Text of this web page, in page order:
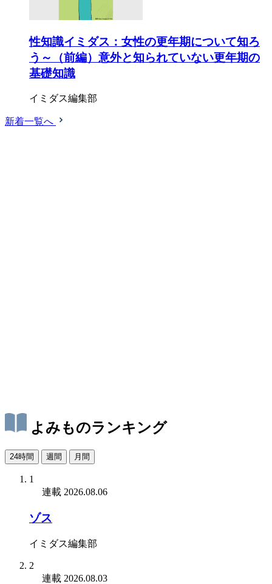
性知識イミダス：女性の更年期について知ろ
う～（前編）意外と知られていない更年期の
基礎知識
イミダス編集部
新着一覧へ
よみものランキング
24時間 週間 月間
1
連載 2026.08.06
ゾス
イミダス編集部
2
連載 2026.08.03